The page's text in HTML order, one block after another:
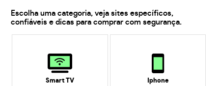
Escolha uma categoria, veja sites específicos,
confiáveis e dicas para comprar com segurança.
Smart TV Iphone